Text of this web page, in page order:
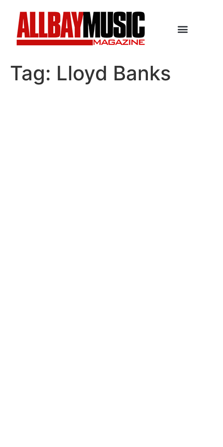
Tag: Lloyd Banks